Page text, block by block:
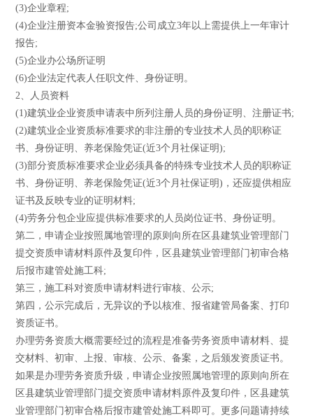
(3)企业章程;
(4)企业注册资本金验资报告;公司成立3年以上需提供上一年审计
报告;
(5)企业办公场所证明
(6)企业法定代表人任职文件、身份证明。
2、人员资料
(1)建筑业企业资质申请表中所列注册人员的身份证明、注册证书;
(2)建筑业企业资质标准要求的非注册的专业技术人员的职称证
书、身份证明、养老保险凭证(近3个月社保证明);
(3)部分资质标准要求企业必须具备的特殊专业技术人员的职称证
书、身份证明、养老保险凭证(近3个月社保证明)，还应提供相应
证书及反映专业的证明材料;
(4)劳务分包企业应提供标准要求的人员岗位证书、身份证明。
第二，申请企业按照属地管理的原则向所在区县建筑业管理部门
提交资质申请材料原件及复印件，区县建筑业管理部门初审合格
后报市建管处施工科;
第三，施工科对资质申请材料进行审核、公示;
第四，公示完成后，无异议的予以核准、报省建管局备案、打印
资质证书。
办理劳务资质大概需要经过的流程是准备劳务资质申请材料、提
交材料、初审、上报、审核、公示、备案，之后颁发资质证书。
如果是办理劳务资质升级，申请企业按照属地管理的原则向所在
区县建筑业管理部门提交资质申请材料原件及复印件，区县建筑
业管理部门初审合格后报市建管处施工科即可。更多问题请持续